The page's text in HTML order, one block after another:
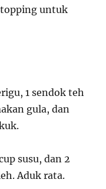
topping untuk
1 sendok teh
gula, dan
susu, dan 2
Aduk rata.